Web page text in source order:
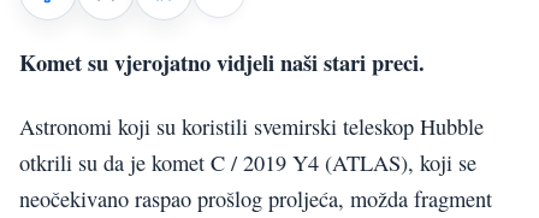
Komet su vjerojatno vidjeli naši stari preci.
Astronomi koji su koristili svemirski teleskop Hubble
otkrili su da je komet C / 2019 Y4 (ATLAS), koji se
neočekivano raspao prošlog proljeća, možda fragment